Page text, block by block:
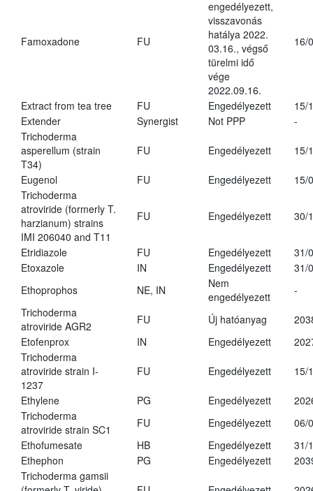
Famoxadone FU
engedélyezett,
visszavonás
hatálya 2022.
03.16., végső
türelmi idő
vége
2022.09.16.
16/
Extract from tea tree FU Engedélyezett
15/
Extender
Synergist Not PPP
-
Trichoderma
asperellum (strain
T34)
FU Engedélyezett 15/
Eugenol FU Engedélyezett
15/
Trichoderma
atroviride (formerly T.
harzianum) strains
IMI 206040 and T11
FU Engedélyezett 30/
Etridiazole FU Engedélyezett
31/
Etoxazole
IN Engedélyezett
31/
Ethoprophos
NE, IN
Nem
engedélyezett
-
Trichoderma
atroviride AGR2
FU Új hatóanyag
Etofenprox
IN Engedélyezett
Trichoderma
atroviride strain I-
1237
FU Engedélyezett 15/
Ethylene PG Engedélyezett
Trichoderma
atroviride strain SC1
FU Engedélyezett
06/
Ethofumesate
HB Engedélyezett
31/
Ethephon
PG Engedélyezett
Trichoderma gamsii